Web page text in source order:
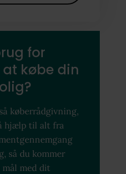
for
købe din
køberrådgivning,
hjælp til alt fra
så du kommer
med dit